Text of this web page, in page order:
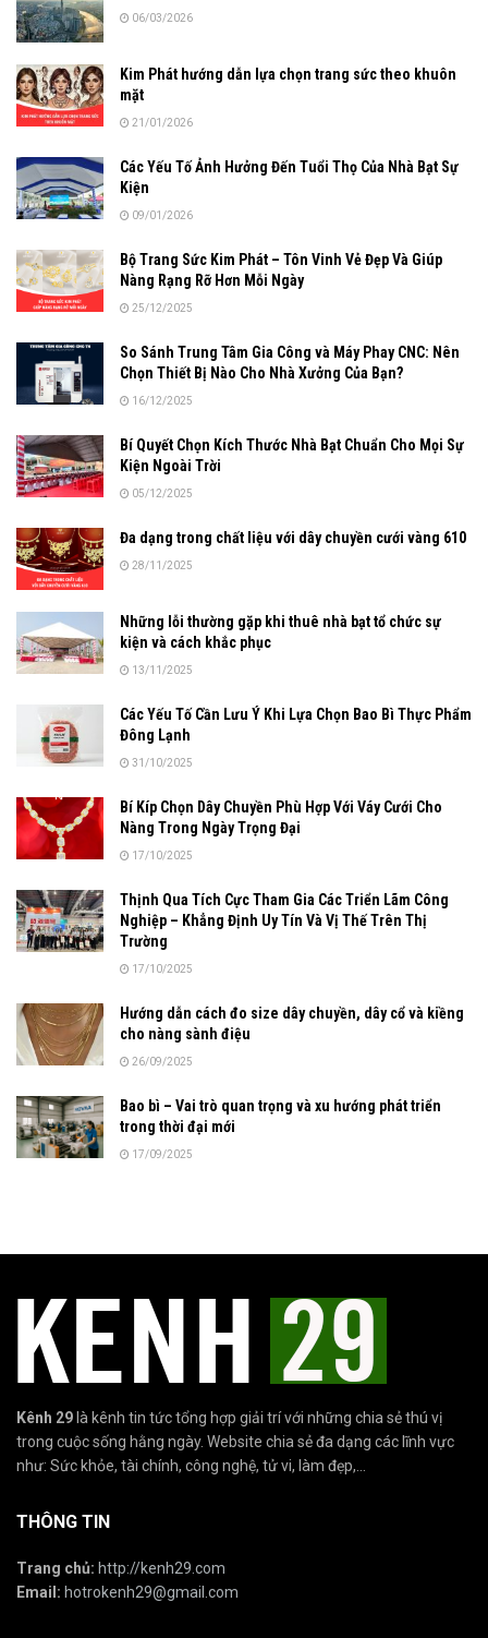
06/03/2026
Kim Phát hướng dẫn lựa chọn trang sức theo khuôn
mặt
21/01/2026
Các Yếu Tố Ảnh Hưởng Đến Tuổi Thọ Của Nhà Bạt Sự
Kiện
09/01/2026
Bộ Trang Sức Kim Phát – Tôn Vinh Vẻ Đẹp Và Giúp
Nàng Rạng Rỡ Hơn Mỗi Ngày
25/12/2025
So Sánh Trung Tâm Gia Công và Máy Phay CNC: Nên
Chọn Thiết Bị Nào Cho Nhà Xưởng Của Bạn?
16/12/2025
Bí Quyết Chọn Kích Thước Nhà Bạt Chuẩn Cho Mọi Sự
Kiện Ngoài Trời
05/12/2025
Đa dạng trong chất liệu với dây chuyền cưới vàng 610
28/11/2025
Những lỗi thường gặp khi thuê nhà bạt tổ chức sự
kiện và cách khắc phục
13/11/2025
Các Yếu Tố Cần Lưu Ý Khi Lựa Chọn Bao Bì Thực Phẩm
Đông Lạnh
31/10/2025
Bí Kíp Chọn Dây Chuyền Phù Hợp Với Váy Cưới Cho
Nàng Trong Ngày Trọng Đại
17/10/2025
Thịnh Qua Tích Cực Tham Gia Các Triển Lãm Công
Nghiệp – Khẳng Định Uy Tín Và Vị Thế Trên Thị
Trường
17/10/2025
Hướng dẫn cách đo size dây chuyền, dây cổ và kiềng
cho nàng sành điệu
26/09/2025
Bao bì – Vai trò quan trọng và xu hướng phát triển
trong thời đại mới
17/09/2025
Kênh 29 là kênh tin tức tổng hợp giải trí với những chia sẻ thú vị
trong cuộc sống hằng ngày. Website chia sẻ đa dạng các lĩnh vực
như: Sức khỏe, tài chính, công nghệ, tử vi, làm đẹp,...
THÔNG TIN
Trang chủ: http://kenh29.com
Email: hotrokenh29@gmail.com